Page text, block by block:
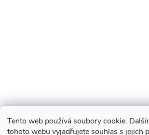
Tento web používá soubory cookie.
tohoto webu vyjadřujete souhlas s jejich